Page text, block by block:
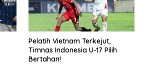
Pelatih Vietnam Terkejut,
Timnas Indonesia U-17 Pilih
Bertahan!